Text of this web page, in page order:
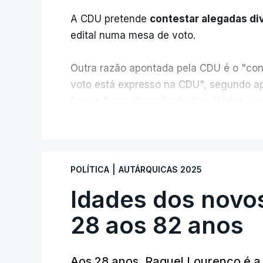
A CDU pretende contestar alegadas
edital numa mesa de voto.
Outra razão apontada pela CDU é o
voto está expresso na CDU", segundo
processo normal". No entanto, admite
votos decidirem" a eleição de um
POLÍTICA AUTÁRQUICAS 2025
Idades dos
28 aos 82 anos